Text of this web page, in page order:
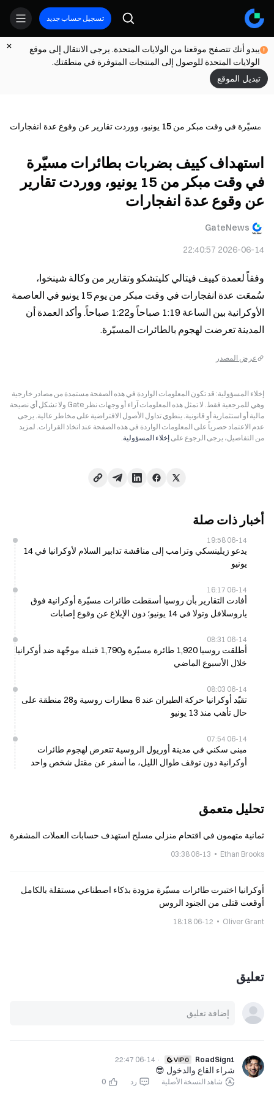
تسجيل حساب جديد
يبدو أنك تتصفح موقعنا من الولايات المتحدة. يرجى الانتقال إلى موقع
الولايات المتحدة للوصول إلى المنتجات المتوفرة في منطقتك.
تبديل الموقع
15 يونيو، ووردت تقارير عن وقوع عدة انفجارات
استهداف كييف بضربات بطائرات مسيّرة
في وقت مبكر من 15 يونيو، ووردت تقارير
عن وقوع عدة انفجارات
GateNews
2026-06-14 22:40:57
المدينة تعرضت لهجوم بالطائرات المسيّرة.
عرض المصدر
إخلاء المسؤولية: قد تكون المعلومات الواردة في هذه الصفحة مستمدة من مصادر خارجية
وهي للمرجعية فقط. لا تمثل هذه المعلومات آراء أو وجهات نظر Gate ولا تشكل أي نصيحة
مالية أو استثمارية أو قانونية. ينطوي تداول الأصول الافتراضية على مخاطر عالية. يرجى
عدم الاعتماد حصرياً على المعلومات الواردة في هذه الصفحة عند اتخاذ القرارات. لمزيد
من التفاصيل، يرجى الرجوع على إخلاء المسؤولية.
أخبار ذات صلة
06-14 19:58
يدعو زيلينسكي وترامب إلى مناقشة تدابير السلام لأوكرانيا في 14
يونيو
06-14 16:17
أفادت التقارير بأن روسيا أسقطت طائرات مسيّرة أوكرانية فوق
ياروسلافل وتولا في 14 يونيو؛ دون الإبلاغ عن وقوع إصابات
06-14 08:31
أطلقت روسيا 1,920 طائرة مسيّرة و1,790 قنبلة موجّهة ضد أوكرانيا
خلال الأسبوع الماضي
06-14 08:03
تقيّد أوكرانيا حركة الطيران عند 6 مطارات روسية و28 منطقة على
حال تأهب منذ 13 يونيو
06-14 07:54
مبنى سكني في مدينة أوريول الروسية تتعرض لهجوم طائرات
أوكرانية دون توقف طوال الليل، ما أسفر عن مقتل شخص واحد
تحليل متعمق
ثمانية متهمون في اقتحام منزلي مسلح استهدف حسابات العملات المشفرة
Ethan Brooks
06-13 03:38
أوكرانيا اختبرت طائرات مسيّرة مزودة بذكاء اصطناعي مستقلة بالكامل
أوقعت قتلى من الجنود الروس
Oliver Grant
06-12 18:18
تعليق
RoadSign1
·
06-14 22:47
شراء القاع والدخول 😎
شاهد النسخة الأصلية رد 0